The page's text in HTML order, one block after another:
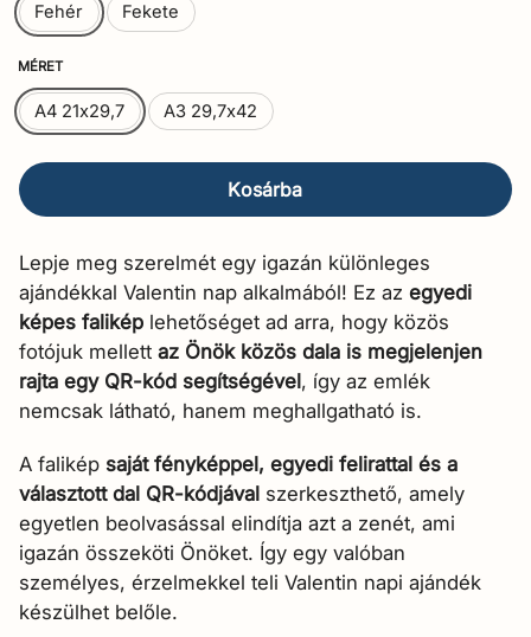
Fehér Fekete
MÉRET
A4 21x29,7 A3 29,7x42
Kosárba
Lepje meg szerelmét egy igazán különleges
ajándékkal Valentin nap alkalmából! Ez az egyedi
képes falikép lehetőséget ad arra, hogy közös
fotójuk mellett az Önök közös dala is megjelenjen
rajta egy QR-kód segítségével , így az emlék
nemcsak látható, hanem meghallgatható is.
A falikép saját fényképpel, egyedi felirattal és a
választott dal QR-kódjával szerkeszthető, amely
egyetlen beolvasással elindítja azt a zenét, ami
igazán összeköti Önöket. Így egy valóban
személyes, érzelmekkel teli Valentin napi ajándék
készülhet belőle.